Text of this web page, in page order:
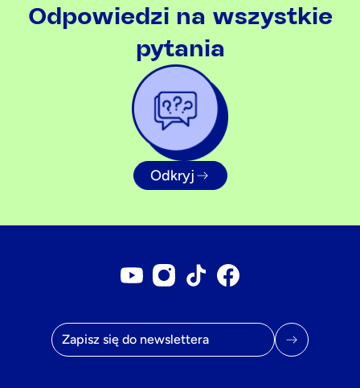
Odpowiedzi na wszystkie
pytania
Odkryj
Adres e-mail